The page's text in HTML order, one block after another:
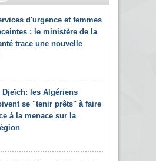
d'urgence et femmes
: le ministère de la
trace une nouvelle
Djeïch: les Algériens
se "tenir prêts" à faire
à la menace sur la